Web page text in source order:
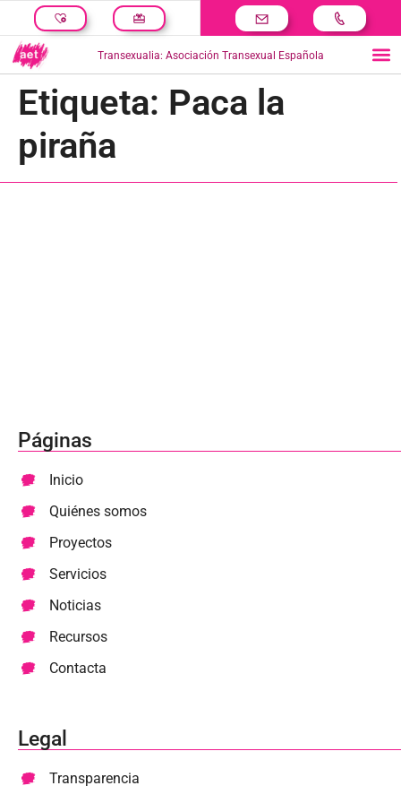
Transexualia: Asociación Transexual Española
Etiqueta: Paca la
piraña
Páginas
Inicio
Quiénes somos
Proyectos
Servicios
Noticias
Recursos
Contacta
Legal
Transparencia